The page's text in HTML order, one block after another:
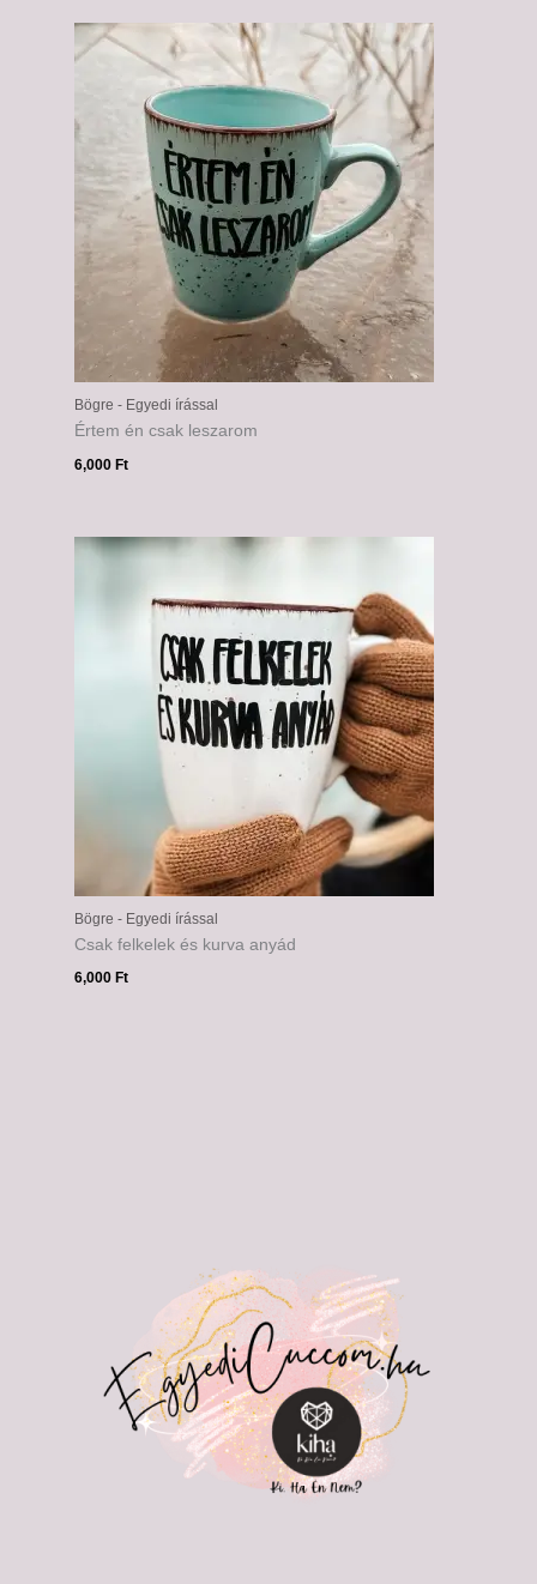
Bögre - Egyedi írással
Értem én csak leszarom
6,000Ft
Bögre - Egyedi írással
Csak felkelek és kurva anyád
6,000 Ft